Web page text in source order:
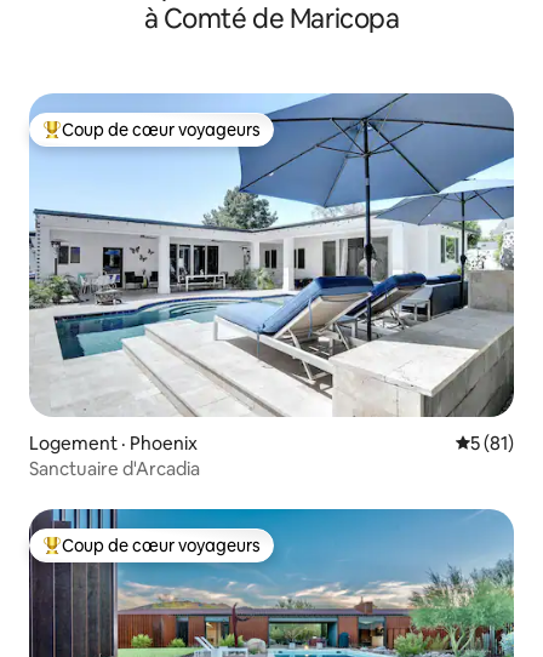
à Comté de Maricopa
Coup de cœur voyageurs parmi les plus aimés
Coup de cœur voyageurs
Logement · Phoenix Note
5 (81)
Sanctuaire d'Arcadia
Coup de cœur voyageurs parmi les plus aimés
Coup de cœur voyageurs